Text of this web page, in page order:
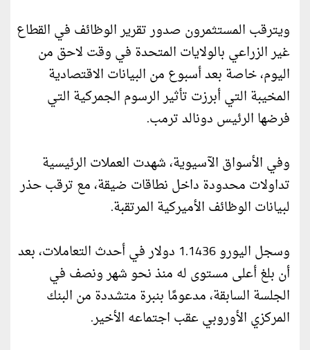
ويترقب المستثمرون صدور تقرير الوظائف في القطاع
غير الزراعي بالولايات المتحدة في وقت لاحق من
اليوم، خاصة بعد أسبوع من البيانات الاقتصادية
المخيبة التي أبرزت تأثير الرسوم الجمركية التي
فرضها الرئيس دونالد ترمب.
وفي الأسواق الآسيوية، شهدت العملات الرئيسية
تداولات محدودة داخل نطاقات ضيقة، مع ترقب حذر
لبيانات الوظائف الأميركية المرتقبة.
وسجل اليورو 1.1436 دولار في أحدث التعاملات، بعد
أن بلغ أعلى مستوى له منذ نحو شهر ونصف في
الجلسة السابقة، مدعومًا بنبرة متشددة من البنك
المركزي الأوروبي عقب اجتماعه الأخير.